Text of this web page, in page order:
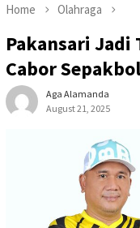
Home Olahraga
Pakansari Jadi
Cabor
Aga Alamanda
August 21, 2025